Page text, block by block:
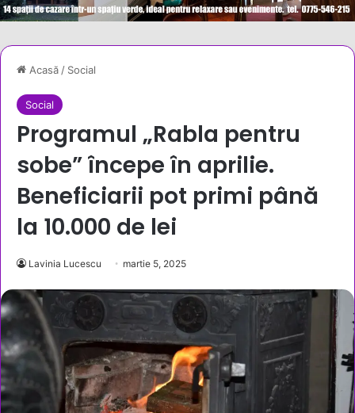
Acasă/ Social
Social
Programul „Rabla pentru
sobe” începe în aprilie.
Beneficiarii pot primi până
la 10.000 de lei
Lavinia Lucescu martie 5, 2025